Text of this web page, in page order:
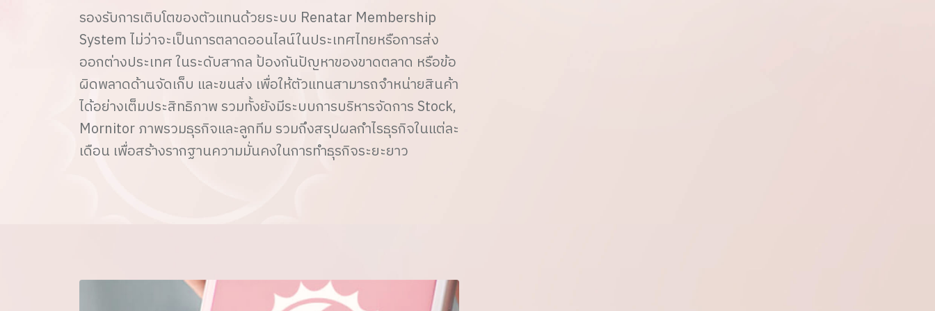
รองรับการเติบโตของตัวแทนด้วยระบบ Renatar Membership
System ไม่ว่าจะเป็นการตลาดออนไลน์ในประเทศไทยหรือการส่ง
ออกต่างประเทศ ในระดับสากล ป้องกันปัญหาของขาดตลาด หรือข้อ
ผิดพลาดด้านจัดเก็บ และขนส่ง เพื่อให้ตัวแทนสามารถจำหน่ายสินค้า
ได้อย่างเต็มประสิทธิภาพ รวมทั้งยังมีระบบการบริหารจัดการ Stock,
Mornitor ภาพรวมธุรกิจและลูกทีม รวมถึงสรุปผลกำไรธุรกิจในแต่ละ
เดือน เพื่อสร้างรากฐานความมั่นคงในการทำธุรกิจระยะยาว